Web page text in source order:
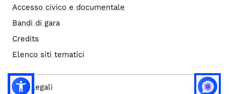
Accesso civico e documentale
Bandi di gara
Credits
Elenco siti tematici
Note legali